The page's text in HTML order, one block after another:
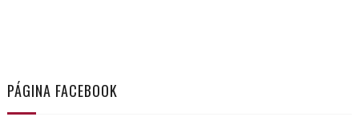
PÁGINA FACEBOOK